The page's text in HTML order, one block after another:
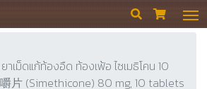
 
าเม็ดแก้ท้องอืด ท้องเฟ้อ ไซเมธิโคน 10
片 (Simethicone) 80 mg, 10 tablets